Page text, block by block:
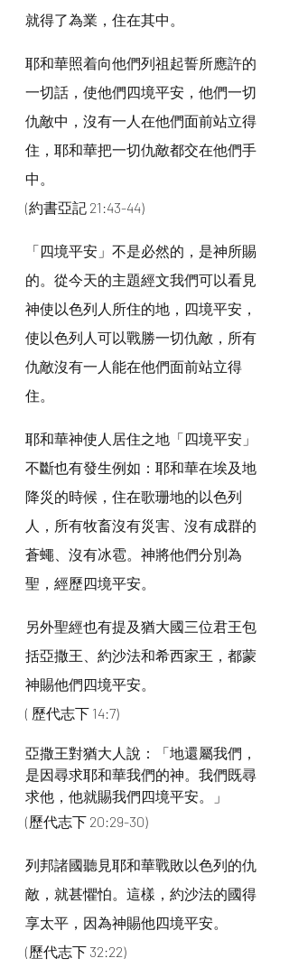
就得了為業，住在其中。
耶和華照着向他們列祖起誓所應許的
一切話，使他們四境平安，他們一切
仇敵中，沒有一人在他們面前站立得
住，耶和華把一切仇敵都交在他們手
中。
(約書亞記 21:43-44)
「四境平安」不是必然的，是神所賜
的。從今天的主題經文我們可以看見
神使以色列人所住的地，四境平安，
使以色列人可以戰勝一切仇敵，所有
仇敵沒有一人能在他們面前站立得
住。
耶和華神使人居住之地「四境平安」
不斷也有發生例如：耶和華在埃及地
降災的時候，住在歌珊地的以色列
人，所有牧畜沒有災害、沒有成群的
蒼蠅、沒有冰雹。神將他們分別為
聖，經歷四境平安。
另外聖經也有提及猶大國三位君王包
括亞撒王、約沙法和希西家王，都蒙
神賜他們四境平安。
( 歷代志下 14:7)
亞撒王對猶大人說：「地還屬我們，
是因尋求耶和華我們的神。我們既尋
求他，他就賜我們四境平安。」
(歷代志下 20:29-30)
列邦諸國聽見耶和華戰敗以色列的仇
敵，就甚懼怕。這樣，約沙法的國得
享太平，因為神賜他四境平安。
(歷代志下 32:22)